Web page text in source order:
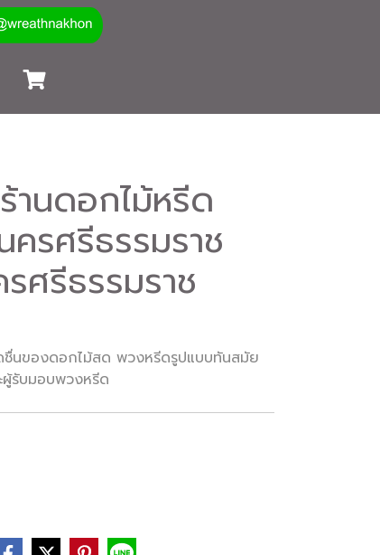
นดอกไม้หรีด
รศรีธรรมราช
ศรีธรรมราช
นของดอกไม้สด พวงหรีดรูปแบบทันสมัย
รับมอบพวงหรีด